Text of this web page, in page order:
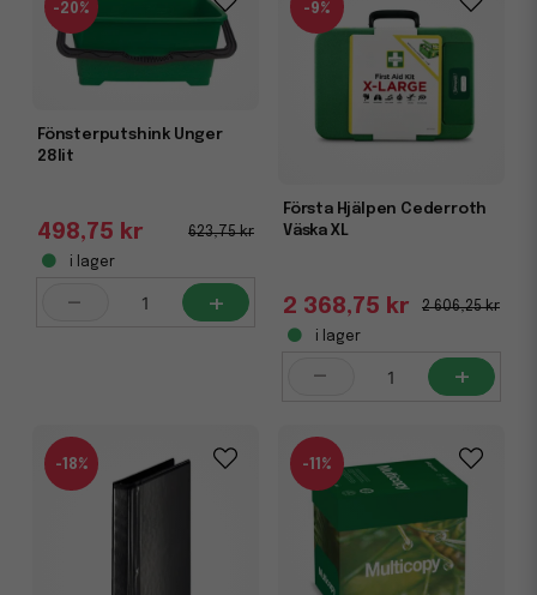
Fönsterputshink Unger
28lit
623,75 kr
498,75 kr
i lager
- +
-20%
Första Hjälpen Cederroth
Väska XL
2 606,25 kr
2 368,75 kr
i lager
- +
-9%
-18% -11%